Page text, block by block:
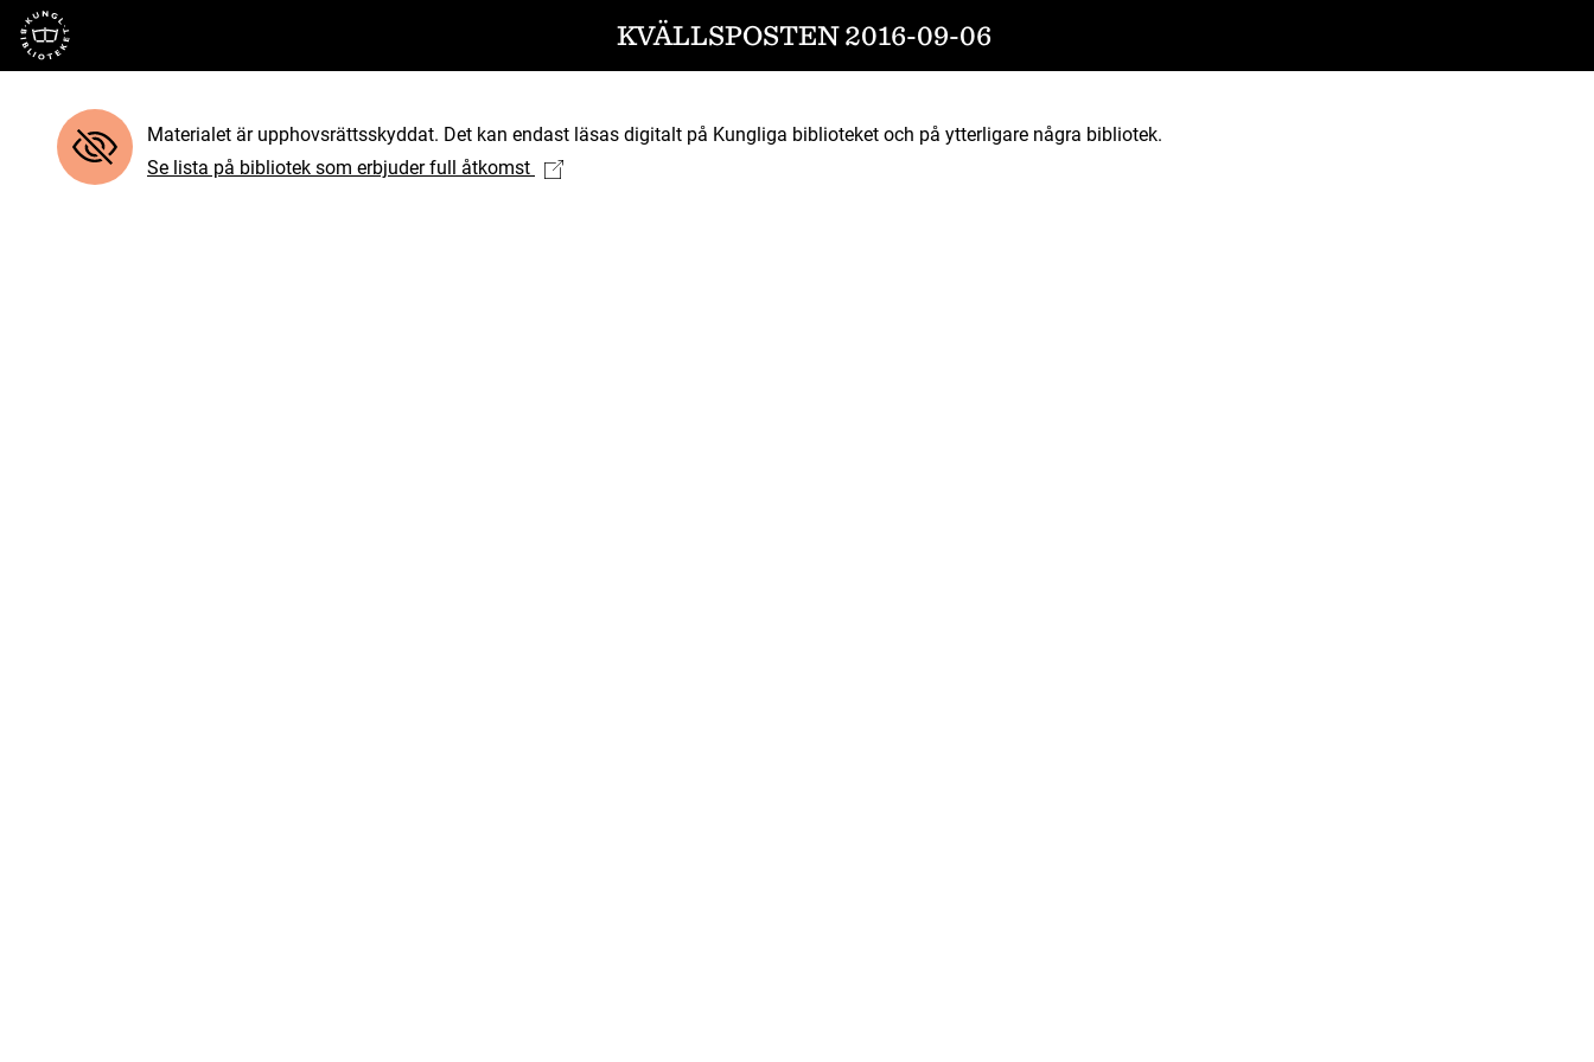
Till startsidan KVÄLLSPOSTEN 2016-09-06
Materialet är upphovsrättsskyddat. Det kan endast läsas digitalt på Kungliga biblioteket och på ytterligare några bibliotek.
Se lista på bibliotek som erbjuder full åtkomst